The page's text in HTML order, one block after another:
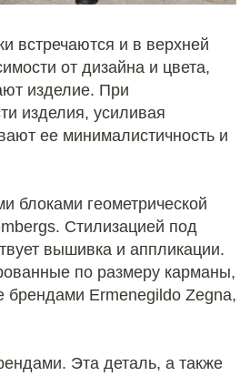
встречаются и в верхней
от дизайна и цвета,
изделие. При
изделия, усиливая
ее минималистичность и
блоками геометрической
Стилизацией под
вышивка и аппликации.
по размеру карманы,
брендами Ermenegildo Zegna,
Эта деталь, а также